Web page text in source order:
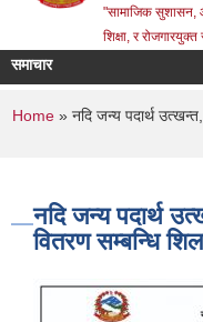
"सामाजिक सुशासन,
शिक्षा, र
समाचार
You are here
Home» नदि जन्य पदार्थ
नदि जन्य पदार्थ
वितरण सम्बन्धि